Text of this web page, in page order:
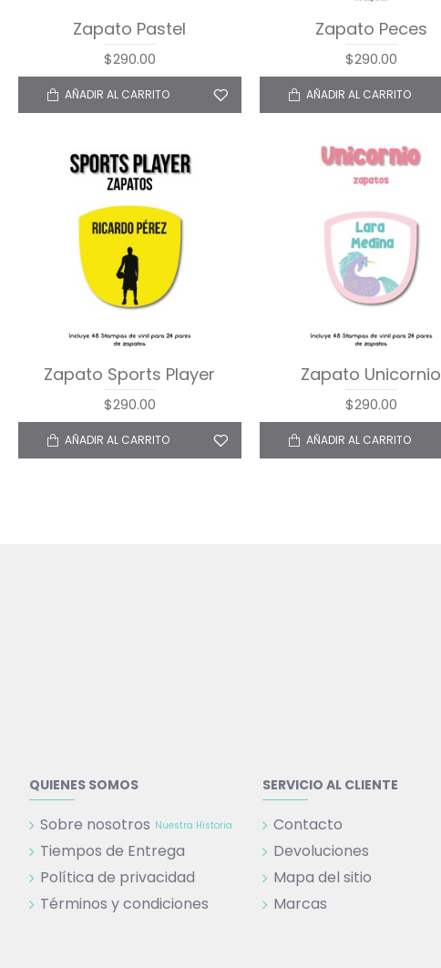
Zapato Pastel
$290.00
AÑADIR AL CARRITO
Zapato Peces
$290.00
AÑADIR AL CARRITO
Zapato Sports Player
$290.00
AÑADIR AL CARRITO
Zapato Unicornio
$290.00
AÑADIR AL CARRITO
QUIENES SOMOS
Sobre nosotros Nuestra Historia
Tiempos de Entrega
Política de privacidad
Términos y condiciones
SERVICIO AL CLIENTE
Contacto
Devoluciones
Mapa del sitio
Marcas